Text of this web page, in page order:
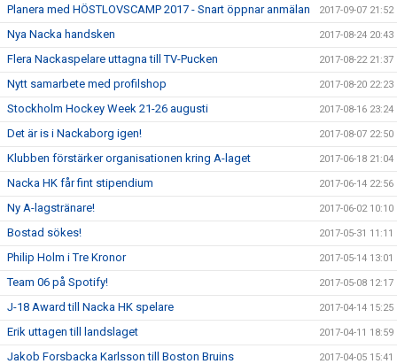
Planera med HÖSTLOVSCAMP 2017 - Snart öppnar anmälan 2017-09-07 21:52
Nya Nacka handsken 2017-08-24 20:43
Flera Nackaspelare uttagna till TV-Pucken 2017-08-22 21:37
Nytt samarbete med profilshop 2017-08-20 22:23
Stockholm Hockey Week 21-26 augusti 2017-08-16 23:24
Det är is i Nackaborg igen! 2017-08-07 22:50
Klubben förstärker organisationen kring A-laget 2017-06-18 21:04
Nacka HK får fint stipendium 2017-06-14 22:56
Ny A-lagstränare! 2017-06-02 10:10
Bostad sökes! 2017-05-31 11:11
Philip Holm i Tre Kronor 2017-05-14 13:01
Team 06 på Spotify! 2017-05-08 12:17
J-18 Award till Nacka HK spelare 2017-04-14 15:25
Erik uttagen till landslaget 2017-04-11 18:59
Jakob Forsbacka Karlsson till Boston Bruins 2017-04-05 15:41